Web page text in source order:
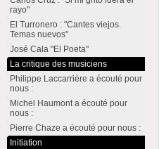
rayo"
El Turronero : "Cantes viejos.
Temas nuevos"
José Cala "El Poeta"
La critique des musiciens
Philippe Laccarrière a écouté pour
nous :
Michel Haumont a écouté pour
nous :
Pierre Chaze a écouté pour nous :
Initiation